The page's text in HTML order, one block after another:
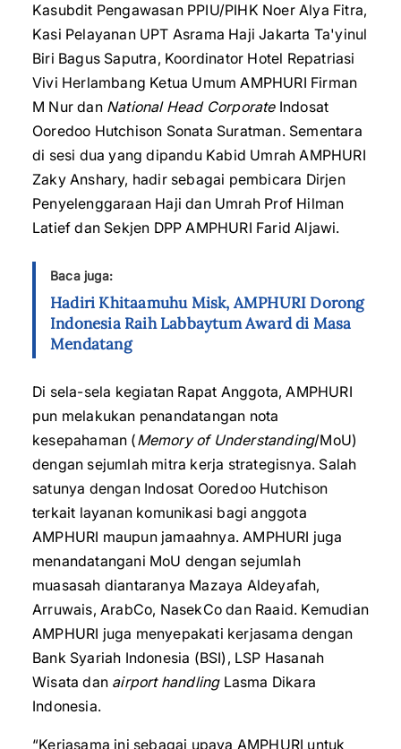
Kasubdit Pengawasan PPIU/PIHK Noer Alya Fitra,
Kasi Pelayanan UPT Asrama Haji Jakarta Ta'yinul
Biri Bagus Saputra, Koordinator Hotel Repatriasi
Vivi Herlambang Ketua Umum AMPHURI Firman
M Nur dan National Head CorporateIndosat
Ooredoo Hutchison Sonata Suratman. Sementara
di sesi dua yang dipandu Kabid Umrah AMPHURI
Zaky Anshary, hadir sebagai pembicara Dirjen
Penyelenggaraan Haji dan Umrah Prof Hilman
Latief dan Sekjen DPP AMPHURI Farid Aljawi.
Baca juga:
Hadiri Khitaamuhu Misk, AMPHURI Dorong
Indonesia Raih Labbaytum Award di Masa
Mendatang
Di sela-sela kegiatan Rapat Anggota, AMPHURI
pun melakukan penandatangan nota
kesepahaman (Memory of Understanding/MoU)
dengan sejumlah mitra kerja strategisnya. Salah
satunya dengan Indosat Ooredoo Hutchison
terkait layanan komunikasi bagi anggota
AMPHURI maupun jamaahnya. AMPHURI juga
menandatangani MoU dengan sejumlah
muasasah diantaranya Mazaya Aldeyafah,
Arruwais, ArabCo, NasekCo dan Raaid. Kemudian
AMPHURI juga menyepakati kerjasama dengan
Bank Syariah Indonesia (BSI), LSP Hasanah
Wisata dan airport handlingLasma Dikara
Indonesia.
“Kerjasama ini sebagai upaya AMPHURI untuk